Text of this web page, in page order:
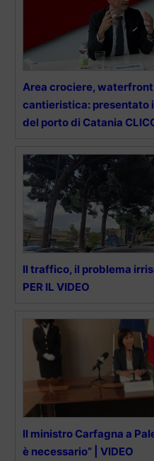
Area crociere,
cantieristica: presentato
del porto di Catania
Il traffico, il problema
PER IL VIDEO
Il ministro Carfagna a
è necessario” | VIDEO